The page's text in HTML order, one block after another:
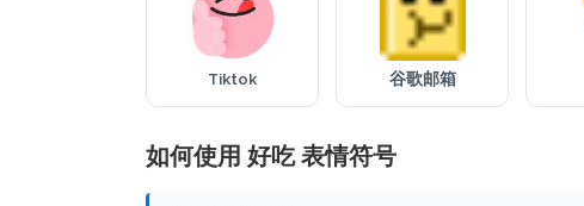
Tiktok 谷歌邮箱
如何使用 好吃 表情符号